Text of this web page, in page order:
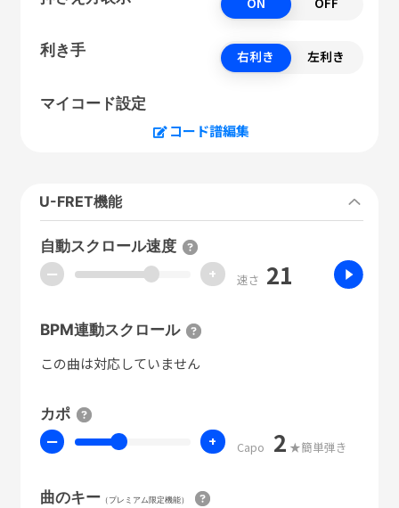
利き手 右利き 左利き
マイコード設定
コード譜編集
U-FRET機能
自動スクロール速度
ー + 速さ 21
BPM連動スクロール
この曲は対応していません
カポ
ー + Capo 2 ★簡単弾き
曲のキー（プレミアム限定機能）